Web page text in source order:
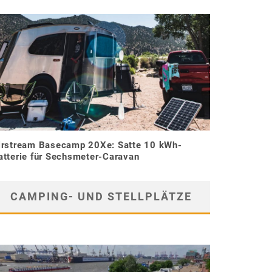
Basecamp 20Xe: Satte 10 kWh-
für Sechsmeter-Caravan
CAMPING- UND STELLPLÄTZE